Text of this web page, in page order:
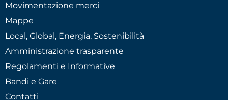
Movimentazione merci
Mappe
Local, Global, Energia, Sostenibilità
Amministrazione trasparente
Regolamenti e Informative
Bandi e Gare
Contatti